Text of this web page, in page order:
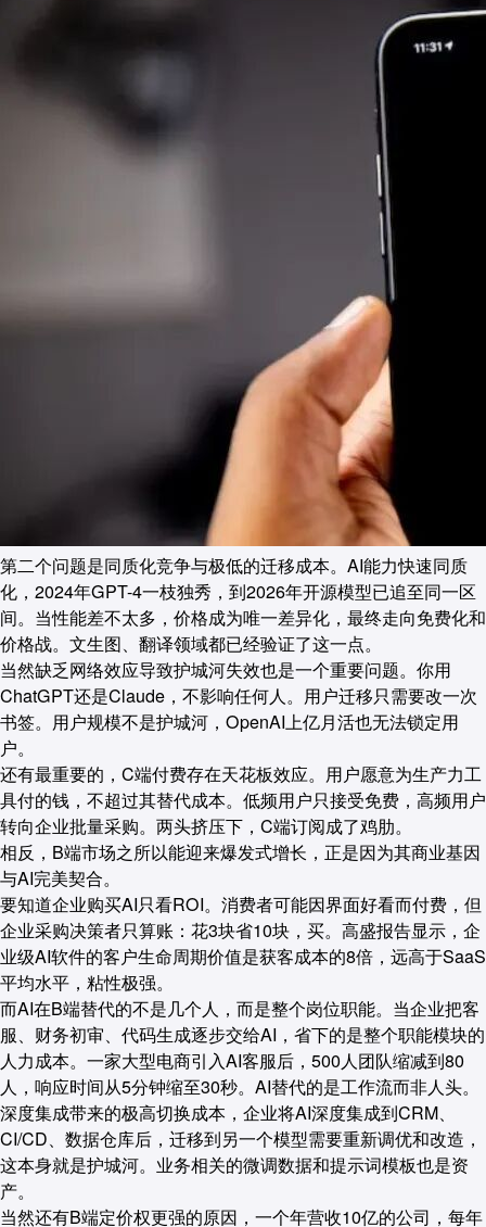
第二个问题是同质化竞争与极低的迁移成本。AI能力快速同质
化，2024年GPT-4一枝独秀，到2026年开源模型已追至同一区
间。当性能差不太多，价格成为唯一差异化，最终走向免费化和
价格战。文生图、翻译领域都已经验证了这一点。
当然缺乏网络效应导致护城河失效也是一个重要问题。你用
ChatGPT还是Claude，不影响任何人。用户迁移只需要改一次
书签。用户规模不是护城河，OpenAI上亿月活也无法锁定用
户。
还有最重要的，C端付费存在天花板效应。用户愿意为生产力工
具付的钱，不超过其替代成本。低频用户只接受免费，高频用户
转向企业批量采购。两头挤压下，C端订阅成了鸡肋。
相反，B端市场之所以能迎来爆发式增长，正是因为其商业基因
与AI完美契合。
要知道企业购买AI只看ROI。消费者可能因界面好看而付费，但
企业采购决策者只算账：花3块省10块，买。高盛报告显示，企
业级AI软件的客户生命周期价值是获客成本的8倍，远高于SaaS
平均水平，粘性极强。
而AI在B端替代的不是几个人，而是整个岗位职能。当企业把客
服、财务初审、代码生成逐步交给AI，省下的是整个职能模块的
人力成本。一家大型电商引入AI客服后，500人团队缩减到80
人，响应时间从5分钟缩至30秒。AI替代的是工作流而非人头。
深度集成带来的极高切换成本，企业将AI深度集成到CRM、
CI/CD、数据仓库后，迁移到另一个模型需要重新调优和改造，
这本身就是护城河。业务相关的微调数据和提示词模板也是资
产。
当然还有B端定价权更强的原因，一个年营收10亿的公司，每年